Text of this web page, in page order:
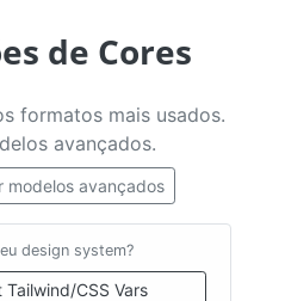
de Cores
formatos mais usados.
avançados.
modelos avançados
design system?
CSS Vars